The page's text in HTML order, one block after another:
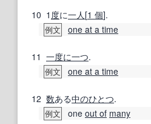
10 1 度に一人[1 個].
例文 one at a time
11 一度に一つ.
例文 one at a time
12 数ある中のひとつ.
例文 one out of many